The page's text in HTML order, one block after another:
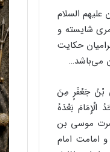
السلام
شایسته و
حکایت
می‌باشد…
بْنُ جَعْفَرٍ مِنَ
بَعْدَهُ
لِذَلِکَ؛ (۱) به خدا سوگند! حضرت موسی بن
امامت امام